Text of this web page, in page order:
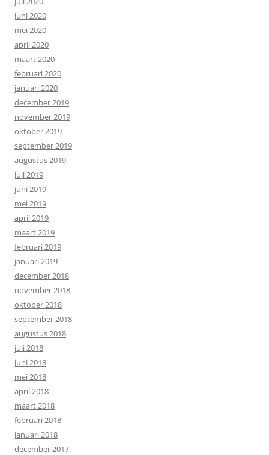
juni 2020
mei 2020
april 2020
maart 2020
februari 2020
januari 2020
december 2019
november 2019
oktober 2019
september 2019
augustus 2019
juli 2019
juni 2019
mei 2019
april 2019
maart 2019
februari 2019
januari 2019
december 2018
november 2018
oktober 2018
september 2018
augustus 2018
juli 2018
juni 2018
mei 2018
april 2018
maart 2018
februari 2018
januari 2018
december 2017